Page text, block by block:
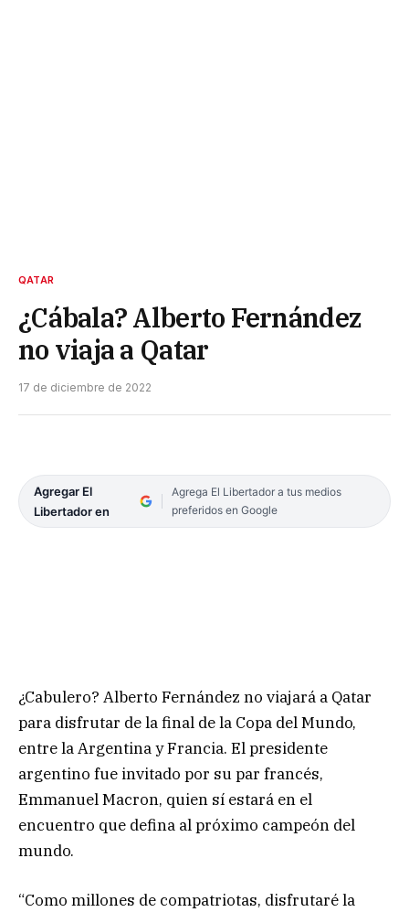
QATAR
¿Cábala? Alberto Fernández
no viaja a Qatar
17 de diciembre de 2022
Agregar El
Libertador en
Agrega El Libertador a tus medios
preferidos en Google
¿Cabulero? Alberto Fernández no viajará a Qatar
para disfrutar de la final de la Copa del Mundo,
entre la Argentina y Francia. El presidente
argentino fue invitado por su par francés,
Emmanuel Macron, quien sí estará en el
encuentro que defina al próximo campeón del
mundo.
“Como millones de compatriotas, disfrutaré la